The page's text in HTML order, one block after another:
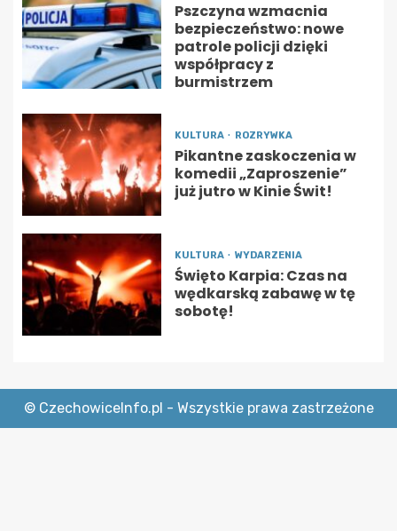
Pszczyna wzmacnia
bezpieczeństwo: nowe
patrole policji dzięki
współpracy z
burmistrzem
KULTURA ROZRYWKA
Pikantne zaskoczenia w
komedii „Zaproszenie”
już jutro w Kinie Świt!
KULTURA WYDARZENIA
Święto Karpia: Czas na
wędkarską zabawę w tę
sobotę!
© CzechowiceInfo.pl - Wszystkie prawa zastrzeżone